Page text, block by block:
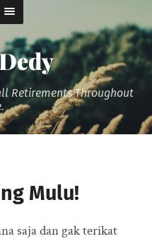
Retirements Throughout
Mulu!
saja dan gak terikat